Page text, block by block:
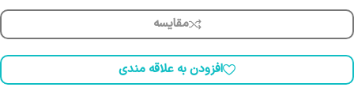
مقایسه
افزودن به علاقه مندی